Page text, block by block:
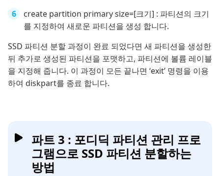
create partition primary size=[크기] : 파티션의 크기
를 지정하여 새로운 파티션을 생성 합니다.
SSD 파티션 분할 과정이 완료 되었다면 새 파티션을 생성한
뒤 추가로 생성된 파티션을 포맷하고, 파티션에 볼륨 레이블
을 지정해 줍니다. 이 과정이 모든 끝나면 ‘exit’ 명령을 이용
하여 diskpart를 종료 합니다.
파트 3 : 포디딕 파티션 관리 프로
그램으로 SSD 파티션 분할하는
방법